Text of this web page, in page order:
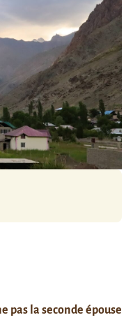
pas la seconde épouse